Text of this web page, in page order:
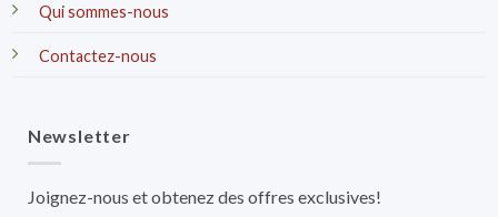
Qui sommes-nous
Contactez-nous
Newsletter
Joignez-nous et obtenez des offres exclusives!